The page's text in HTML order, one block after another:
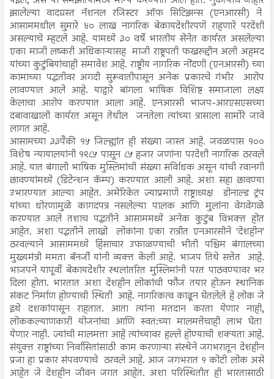
झालेल्या वादग्रस्त नॅशनल रजिस्टर ऑफ सिटिझन्स (एनआरसी) ने
आसाममधील सुमारे ४० लाख नागरिक बेकायदेशीरपणे राहणारे परदेशी
असल्याचे म्हटले आहे. यामध्ये ३० वर्षे भारतीय सेनेत कार्यरत असलेल्या
एका माजी लष्करी अधिकाऱ्यासह माजी राष्ट्रपती फखरुद्दीन अली अहमद
यांच्या कुटुंबियांचाही समावेश आहे. राष्ट्रीय नागरिक नोंदणी (एनआरसी) च्या
कामाच्या पद्धतीवर अगदी सुरूवातीपासून अनेक प्रकारचे गंभीर आरोप
लावण्यात आले आहे. याद्वारे बांगला भाषिक विशिष्ट समाजाला लक्ष्य
केलाचा आरोप करण्यात आला आहे. एनआरसी भाजप-आरएसएसच्या
दबावाखाली कार्यरत असून तेथील जनतेला त्यांच्या त्रासाला सामोरे जावे
लागत आहे.
आसामच्या ३३पैकी १५ जिल्ह्यांत ही संख्या जास्त आहे. जवळपास १००
विशेष न्यायालयांनी १९८५ पासून ८५ हजार जणांना परदेशी नागरिक ठरवले
आहे. यात बंगाली भाषिक मुस्लिमांची संख्या सर्विाधक असून यांची रवानगी
छावण्यांमध्ये (डिटेन्शन कॅम्प) करण्यात आली आहे. अशा सहा छावण्या
उभारण्यात आल्या आहेत. अमेरिकेत ज्याप्रमाणे राष्ट्राध्यक्ष डोनाल्ड ट्रंप
यांच्या धोरणामुळे कागदपत्र नसलेल्या पालक आणि मुलांना वेगवेगळे
करण्यात आले तशाच पद्धतीने आसाममध्ये अनेक कुटुंब विभक्त होत
आहेत. अशा पद्धतीने लाखो लोकांना एका रात्रीत एनआरसीने 'देशहीन'
ठरवल्याने आसाममध्ये हिंसाचार उफाळण्याची भीती पश्चिम बंगालच्या
मुख्यमंत्री ममता बॅनर्जी यांनी व्यक्त केली आहे. भाजप तिथे सत्तेत आहे.
भाजपने यापूर्वी बेकायदेशीर स्थलांतरित मुस्लिमांनी परत पाठवण्यावर भर
दिला होता. भारतात अशा देशहीन लोकांची फौज तयार होऊन स्थानिक
संकट निर्माण होण्याची स्थिती आहे. नागरिकत्व काढून घेतलेले हे लोक जे
इथे दशकांपासून राहतात. आता त्यांना मतदान करता येणार नाही,
लोककल्याणकारी योजनांचा आणि स्वत:च्या मालमत्तेचाही लाभ घेता
येणार नाही. ज्यांची मालमत्ता आहे त्यांच्यावर हल्ले होण्याची शक्यता आहे.
संयुक्त राष्ट्रांच्या निर्वासितांसाठी काम करणाऱ्या संस्थेने जगभरातून देशहीन
प्रजा हा प्रकार संपवण्याचे ठरवले आहे. आज जगभरात १ कोटी लोक असे
आहेत जे देशहीन जीवन जगत आहेत. अशा परिस्थितीत ही भारतासाठी